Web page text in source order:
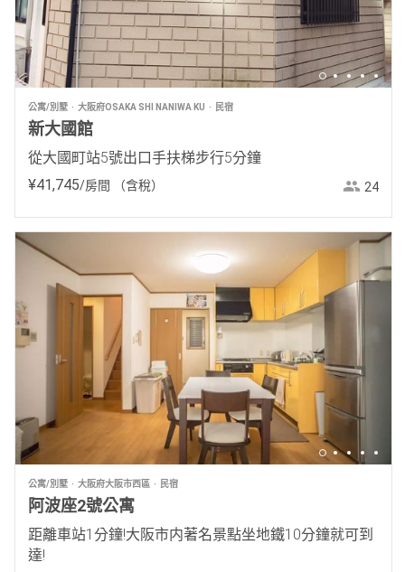
公寓/別墅 大阪府OSAKA SHI NANIWA KU 民宿
新大國館
從大國町站5號出口手扶梯步行5分鐘
¥41,745/房間 （含稅） 24
公寓/別墅 大阪府大阪市西區 民宿
阿波座2號公寓
距離車站1分鐘!大阪市内著名景點坐地鐵10分鐘就可到
達!